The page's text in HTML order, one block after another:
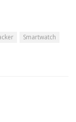
Smartwatch